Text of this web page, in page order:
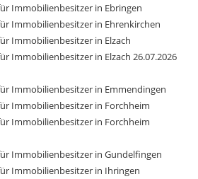
Immobilienbesitzer in Ebringen
Immobilienbesitzer in Ehrenkirchen
Immobilienbesitzer in Elzach
Immobilienbesitzer in Elzach 26.07.2026
Immobilienbesitzer in Emmendingen
Immobilienbesitzer in Forchheim
Immobilienbesitzer in Forchheim
Immobilienbesitzer in Gundelfingen
Immobilienbesitzer in Ihringen